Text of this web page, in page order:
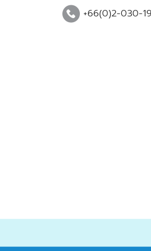
+66(0)2-030-